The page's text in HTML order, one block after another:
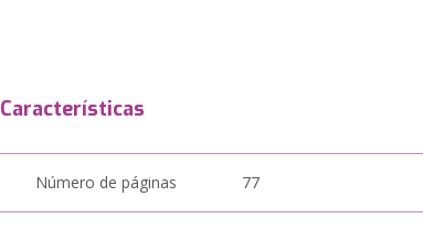
Características
Número de páginas 77